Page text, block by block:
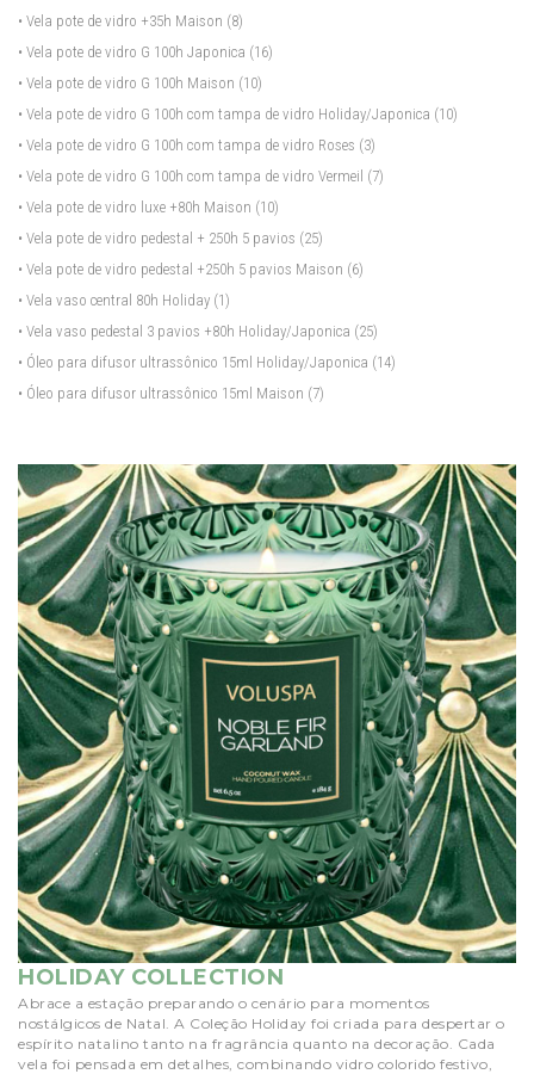
• Vela pote de vidro +35h Maison (8)
• Vela pote de vidro G 100h Japonica (16)
• Vela pote de vidro G 100h Maison (10)
• Vela pote de vidro G 100h com tampa de vidro Holiday/Japonica (10)
• Vela pote de vidro G 100h com tampa de vidro Roses (3)
• Vela pote de vidro G 100h com tampa de vidro Vermeil (7)
• Vela pote de vidro luxe +80h Maison (10)
• Vela pote de vidro pedestal + 250h 5 pavios (25)
• Vela pote de vidro pedestal +250h 5 pavios Maison (6)
• Vela vaso central 80h Holiday (1)
• Vela vaso pedestal 3 pavios +80h Holiday/Japonica (25)
• Óleo para difusor ultrassônico 15ml Holiday/Japonica (14)
• Óleo para difusor ultrassônico 15ml Maison (7)
HOLIDAY COLLECTION
Abrace a estação preparando o cenário para momentos
nostálgicos de Natal. A Coleção Holiday foi criada para despertar o
espírito natalino tanto na fragrância quanto na decoração. Cada
vela foi pensada em detalhes, combinando vidro colorido festivo,